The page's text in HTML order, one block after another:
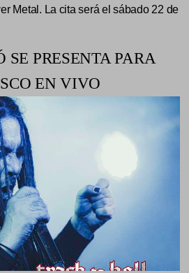
Metal. La cita será el sábado 22 de
PRESENTA PARA
EN VIVO